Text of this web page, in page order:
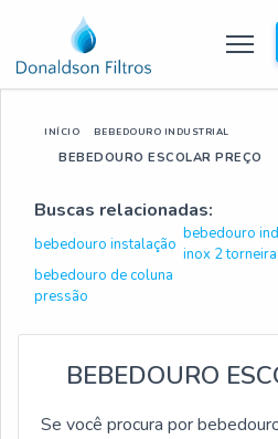
INÍCIO BEBEDOURO INDUSTRIAL
BEBEDOURO ESCOLAR PREÇO
Buscas relacionadas:
bebedouro instalação
bebedouro
inox 2
bebedouro de coluna
pressão
BEBEDOURO
Se você procura por